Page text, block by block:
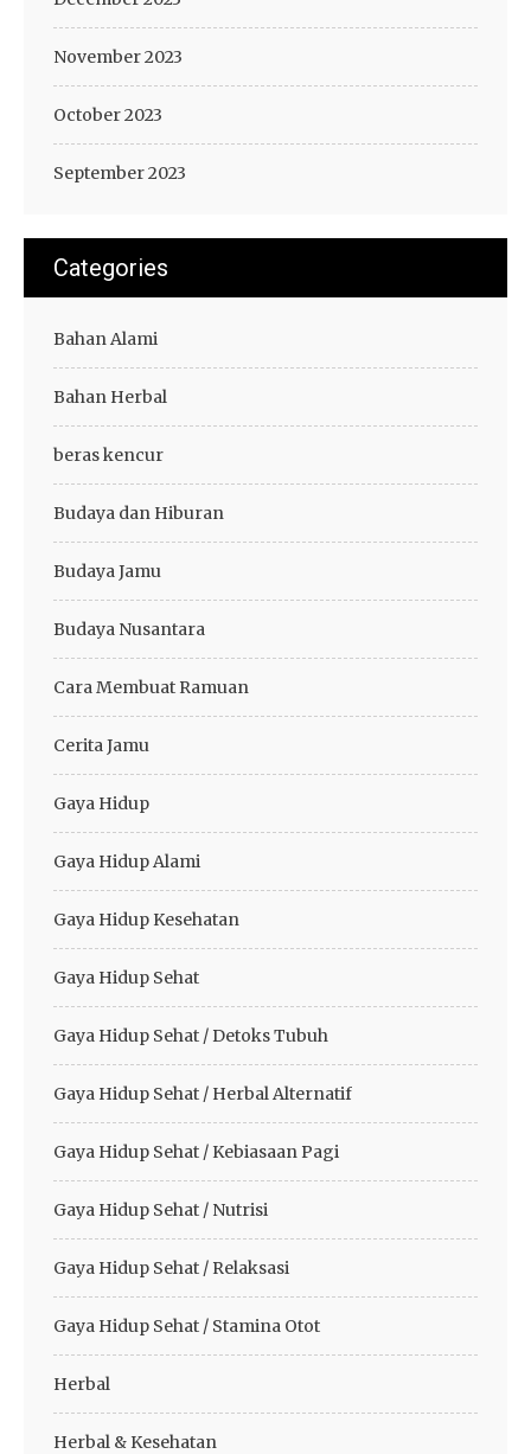
November 2023
October 2023
September 2023
Categories
Bahan Alami
Bahan Herbal
beras kencur
Budaya dan Hiburan
Budaya Jamu
Budaya Nusantara
Cara Membuat Ramuan
Cerita Jamu
Gaya Hidup
Gaya Hidup Alami
Gaya Hidup Kesehatan
Gaya Hidup Sehat
Gaya Hidup Sehat / Detoks Tubuh
Gaya Hidup Sehat / Herbal Alternatif
Gaya Hidup Sehat / Kebiasaan Pagi
Gaya Hidup Sehat / Nutrisi
Gaya Hidup Sehat / Relaksasi
Gaya Hidup Sehat / Stamina Otot
Herbal
Herbal & Kesehatan